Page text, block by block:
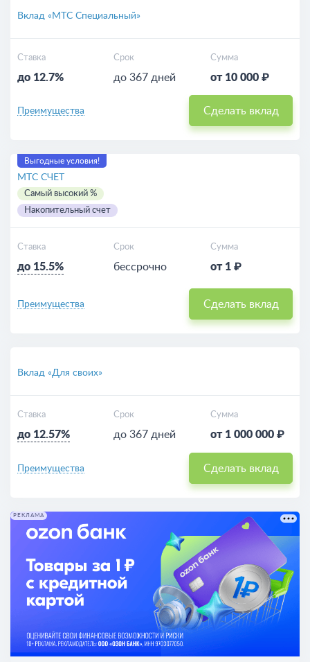
Вклад «МТС Специальный»
Ставка
до 12.7%
Срок
до 367 дней
Сумма
от 10 000 ₽
Преимущества Сделать вклад
Выгодные условия!
МТС СЧЕТ
Самый высокий %
Накопительный счет
Ставка
до 15.5%
Срок
бессрочно
Сумма
от 1 ₽
Преимущества Сделать вклад
Вклад «Для своих»
Ставка
до 12.57%
Срок
до 367 дней
Сумма
от 1 000 000 ₽
Преимущества Сделать вклад
РЕКЛАМА